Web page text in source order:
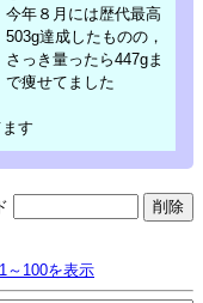
今年８月には歴代最高
503g達成したものの，
さっき量ったら447gま
で痩せてました
す
100を表示